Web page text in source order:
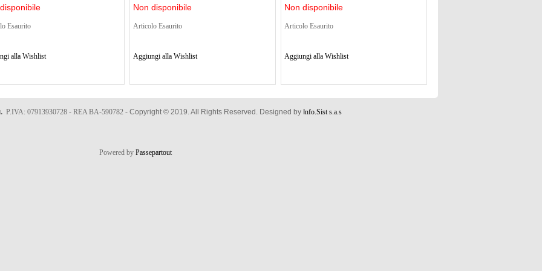
Esaurito
alla Wishlist
Non disponibile
Articolo Esaurito
Aggiungi alla Wishlist
Non disponibile
Articolo Esaurito
Aggiungi alla Wishlist
P.IVA: 07913930728 - REA BA-590782 - Copyright © 2019. All Rights Reserved. Designed by nfo.Sist s.a.s
Powered by Passepartout